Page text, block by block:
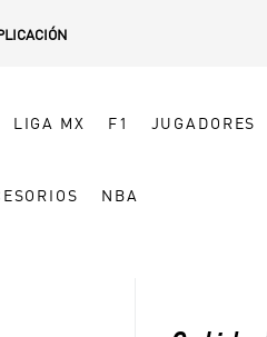
LIGA MX F1 JUGADORES
NBA